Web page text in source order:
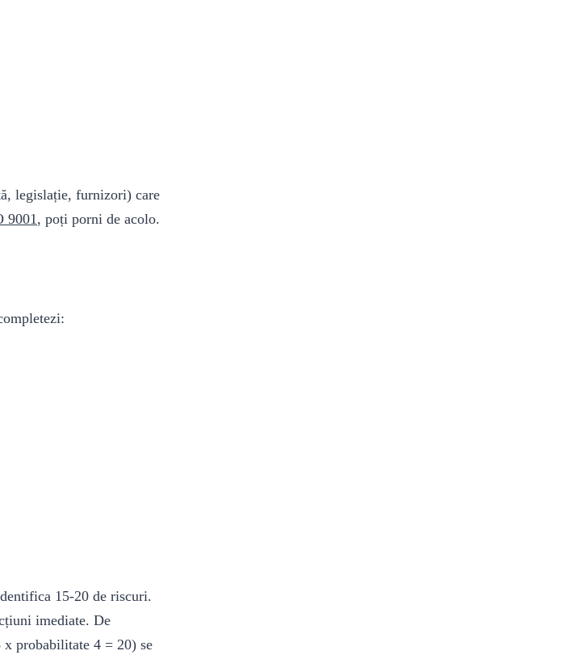
legislație, furnizori) care
9001, poți porni de acolo.
15-20 de riscuri.
imediate. De
probabilitate 4 = 20) se